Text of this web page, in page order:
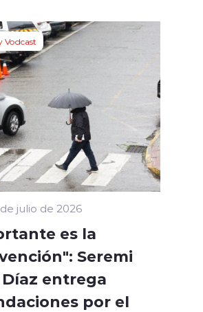
Vodcast
julio de 2026
es la
Seremi
entrega
por el